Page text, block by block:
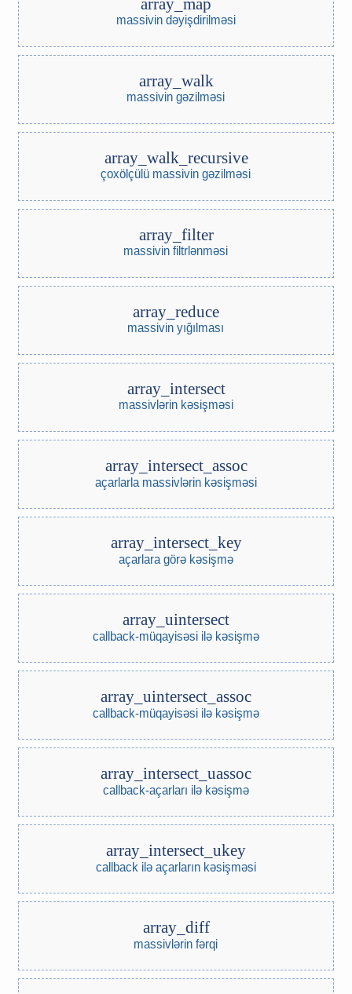
array_map
massivin dəyişdirilməsi
array_walk
massivin gəzilməsi
array_walk_recursive
çoxölçülü massivin gəzilməsi
array_filter
massivin filtrlənməsi
array_reduce
massivin yığılması
array_intersect
massivlərin kəsişməsi
array_intersect_assoc
açarlarla massivlərin kəsişməsi
array_intersect_key
açarlara görə kəsişmə
array_uintersect
callback-müqayisəsi ilə kəsişmə
array_uintersect_assoc
callback-müqayisəsi ilə kəsişmə
array_intersect_uassoc
callback-açarları ilə kəsişmə
array_intersect_ukey
callback ilə açarların kəsişməsi
array_diff
massivlərin fərqi